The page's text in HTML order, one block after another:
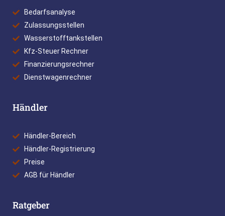
Bedarfsanalyse
Zulassungsstellen
Wasserstofftankstellen
Kfz-Steuer Rechner
Finanzierungsrechner
Dienstwagenrechner
Händler
Händler-Bereich
Händler-Registrierung
Preise
AGB für Händler
Ratgeber